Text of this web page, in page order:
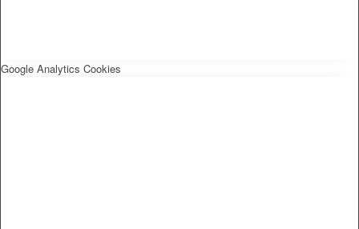
Google Analytics Cookies